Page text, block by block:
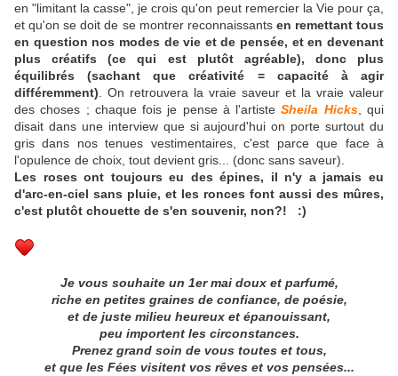
en "limitant la casse", je crois qu'on peut remercier la Vie pour ça,
et qu'on se doit de se montrer reconnaissants en remettant tous
en question nos modes de vie et de pensée, et en devenant
plus créatifs (ce qui est plutôt agréable), donc plus
équilibrés
(sachant que créativité = capacité à agir
différemment) . On retrouvera la vraie saveur et la vraie valeur
des choses ; chaque fois je pense à l'artisteSheila Hicks, qui
disait dans une interview que si aujourd'hui on porte surtout du
gris dans nos tenues vestimentaires, c'est parce que face à
l'opulence de choix, tout devient gris... (donc sans saveur).
Les roses ont toujours eu des épines, il n'y a jamais eu
d'arc-en-ciel sans pluie, et les ronces font aussi des mûres,
c'est plutôt chouette de s'en souvenir, non?! :)
Je vous souhaite un 1er mai doux et parfumé,
riche en petites graines de confiance, de poésie,
et de juste milieu heureux et épanouissant,
peu importent les circonstances.
Prenez grand soin de vous toutes et tous,
et que les Fées visitent vos rêves et vos pensées...